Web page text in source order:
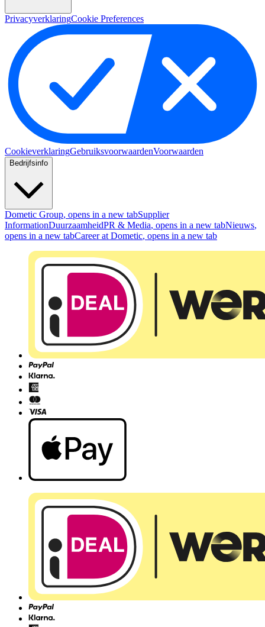
PrivacyverklaringCookie Preferences
CookieverklaringGebruiksvoorwaardenVoorwaarden
Bedrijfsinfo
Dometic Group, opens in a new tabSupplier
InformationDuurzaamheidPR & Media, opens in a new tabNieuws,
opens in a new tabCareer at Dometic, opens in a new tab